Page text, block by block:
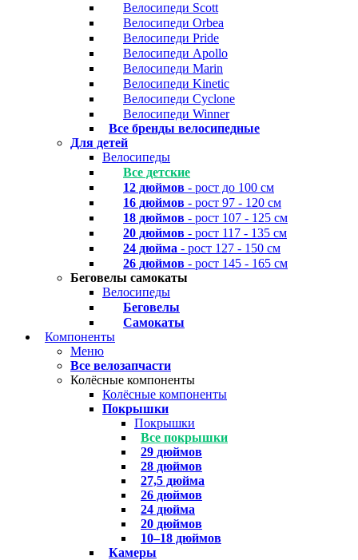
Велосипеди Scott
Велосипеди Orbea
Велосипеди Pride
Велосипеди Apollo
Велосипеди Marin
Велосипеди Kinetic
Велосипеди Cyclone
Велосипеди Winner
Все бренды велосипедные
Для детей
Велосипеды
Все детские
12 дюймов - рост до 100 см
16 дюймов - рост 97 - 120 см
18 дюймов - рост 107 - 125 см
20 дюймов - рост 117 - 135 см
24 дюйма - рост 127 - 150 см
26 дюймов - рост 145 - 165 см
Беговелы самокаты
Велосипеды
Беговелы
Самокаты
Компоненты
Меню
Все велозапчасти
Колёсные компоненты
Колёсные компоненты
Покрышки
Покрышки
Все покрышки
29 дюймов
28 дюймов
27,5 дюйма
26 дюймов
24 дюйма
20 дюймов
10–18 дюймов
Камеры